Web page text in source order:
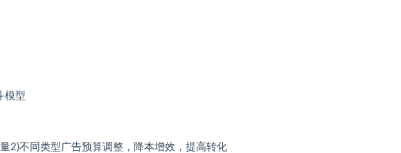
模型
2)不同类型广告预算调整，降本增效，提高转化